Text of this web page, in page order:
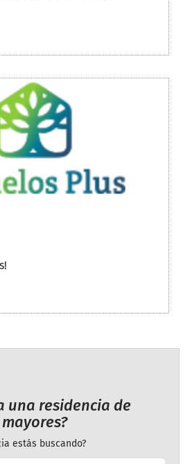
una residencia de
mayores?
estás buscando?